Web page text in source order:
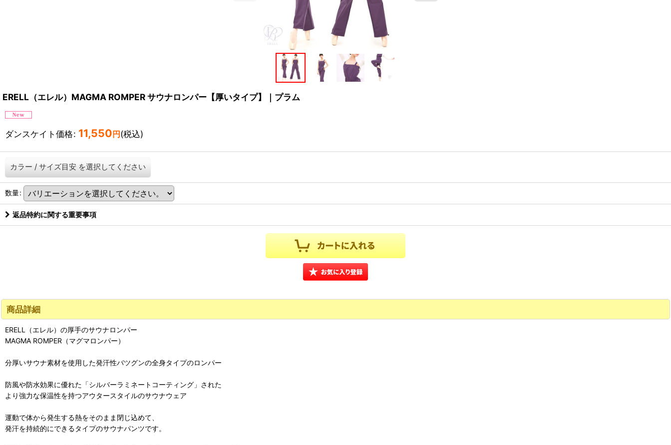
ERELL（エレル）MAGMA ROMPER サウナロンパー【厚いタイプ】｜プラム
ダンスケイト価格: 11,550 円 (税込)
カラー / サイズ目安 を選択してください
数量:
返品特約に関する重要事項
商品詳細
ERELL（エレル）の厚手のサウナロンパー
MAGMA ROMPER（マグマロンパー）
分厚いサウナ素材を使用した発汗性バツグンの全身タイプのロンパー
防風や防水効果に優れた「シルバーラミネートコーティング」された
より強力な保温性を持つアウタースタイルのサウナウェア
運動で体から発生する熱をそのまま閉じ込めて、
発汗を持続的にできるタイプのサウナパンツです。